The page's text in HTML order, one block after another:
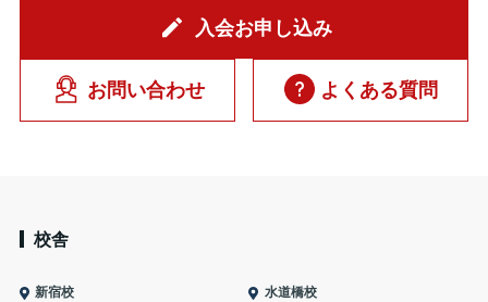
入会お申し込み
お問い合わせ よくある質問
校舎
新宿校
水道橋校